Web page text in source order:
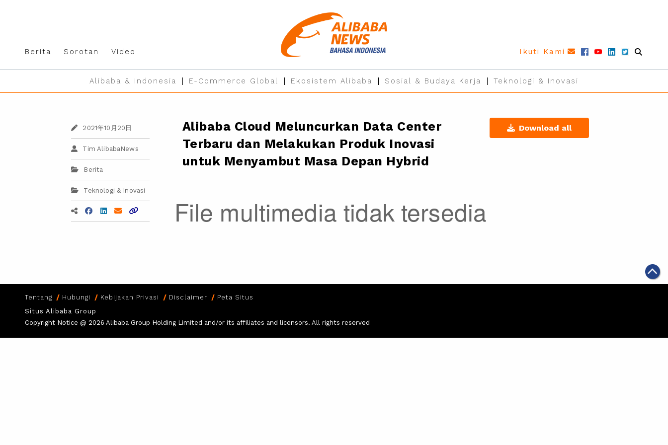
Berita Sorotan Video Ikuti Kami
Alibaba & Indonesia E-Commerce Global Ekosistem Alibaba Sosial & Budaya Kerja Teknologi & Inovasi
2021年10月20日
Tim AlibabaNews
Berita
Teknologi & Inovasi
Alibaba Cloud Meluncurkan Data Center
Terbaru dan Melakukan Produk Inovasi
untuk Menyambut Masa Depan Hybrid
Download all
File multimedia tidak tersedia
Tentang Hubungi Kebijakan Privasi Disclaimer
Peta Situs
Situs Alibaba Group
Copyright Notice @ 2026 Alibaba Group Holding Limited and/or its affiliates and licensors. All rights reserved